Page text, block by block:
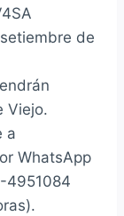
de
Viejo.
a
WhatsApp
4951084